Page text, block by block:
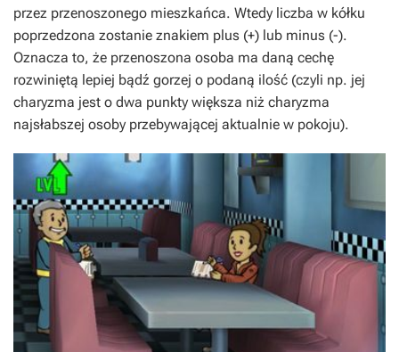
przez przenoszonego mieszkańca. Wtedy liczba w kółku
poprzedzona zostanie znakiem plus (+) lub minus (-).
Oznacza to, że przenoszona osoba ma daną cechę
rozwiniętą lepiej bądź gorzej o podaną ilość (czyli np. jej
charyzma jest o dwa punkty większa niż charyzma
najsłabszej osoby przebywającej aktualnie w pokoju).